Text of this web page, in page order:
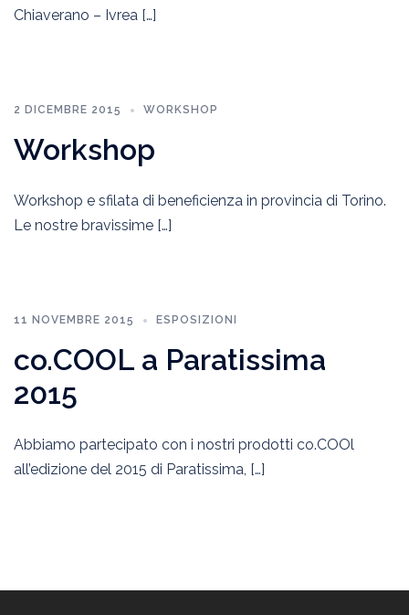
Chiaverano – Ivrea […]
2 DICEMBRE 2015 WORKSHOP
Workshop
Workshop e sfilata di beneficienza in provincia di Torino.
Le nostre bravissime […]
11 NOVEMBRE 2015 ESPOSIZIONI
co.COOL a Paratissima
2015
Abbiamo partecipato con i nostri prodotti co.COOl
all’edizione del 2015 di Paratissima, […]